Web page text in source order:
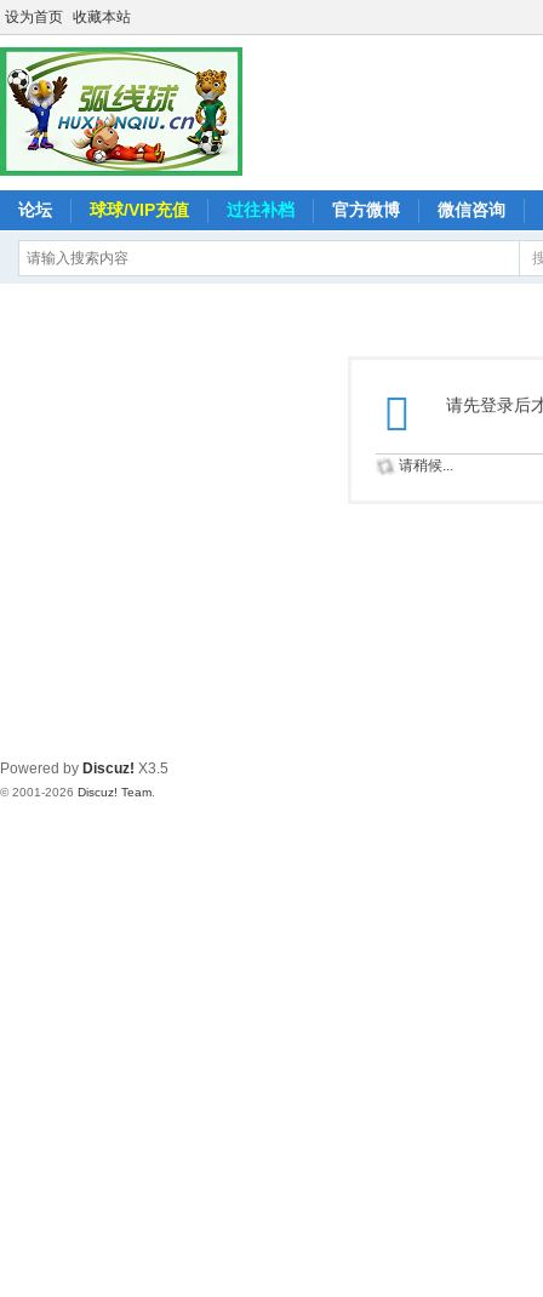
设为首页 收藏本站
论坛 球球/VIP充值 过往补档 官方微博 微信咨询
请先登录后
请稍候...
Powered by Discuz! X3.5
© 2001-2026 Discuz! Team